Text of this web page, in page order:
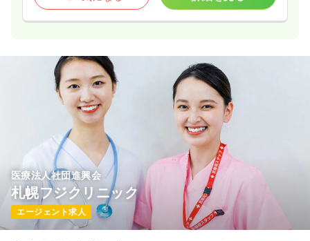
医療法人社団進興会
札幌フジクリニック
エージェント求人